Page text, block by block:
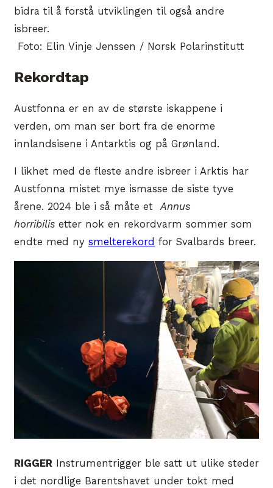
bidra til å forstå utviklingen til også andre
isbreer.
Foto: Elin Vinje Jenssen / Norsk Polarinstitutt
Rekordtap
Austfonna er en av de største iskappene i
verden, om man ser bort fra de enorme
innlandsisene i Antarktis og på Grønland.
I likhet med de fleste andre isbreer i Arktis har
Austfonna mistet mye ismasse de siste tyve
årene. 2024 ble i så måte etAnnus
horribilis etter nok en rekordvarm sommer som
endte med ny smelterekord for Svalbards breer.
RIGGER Instrumentrigger ble satt ut ulike steder
i det nordlige Barentshavet under tokt med